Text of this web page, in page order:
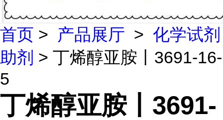
首页 > 产品展厅 > 化学试剂
助剂 > 丁烯醇亚胺丨3691-16-
5
丁烯醇亚胺丨3691-